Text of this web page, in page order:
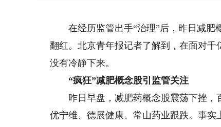
在经历监管出手“治理”后，昨日减肥
翻红。北京青年报记者了解到，在面对
没有冷静下来。
“疯狂”减肥概念股引监管关注
昨日早盘，减肥药概念股震荡下挫，百
优宁维、德展健康、常山药业跟跌。事实